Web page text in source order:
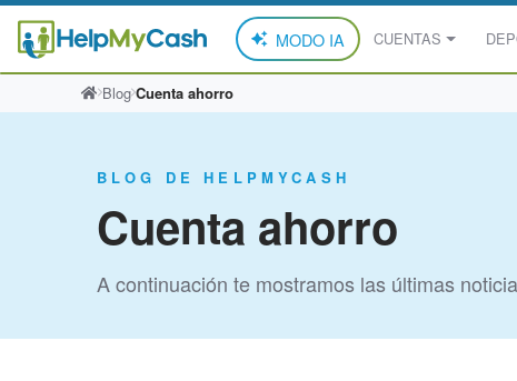
MODO IA CUENTAS
al
Blog Cuenta ahorro
BLOG DE HELPMYCASH
Cuenta ahorro
A continuación te mostramos las últimas